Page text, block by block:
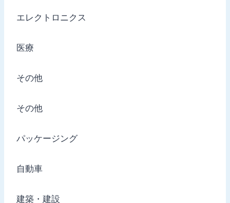
エレクトロニクス
医療
その他
その他
パッケージング
自動車
建築・建設